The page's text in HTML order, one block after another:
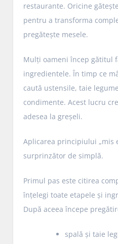
restaurante. Oricine
pentru a transforma
pregătește mesele.
Mulți oameni încep gătitul
ingredientele. În timp ce
caută ustensile, taie
condimente. Acest lucru
adesea la greșeli.
Aplicarea principiului „mis
surprinzător de simplă.
Primul pas este citirea
înțelegi toate etapele și
După aceea începe
spală și taie